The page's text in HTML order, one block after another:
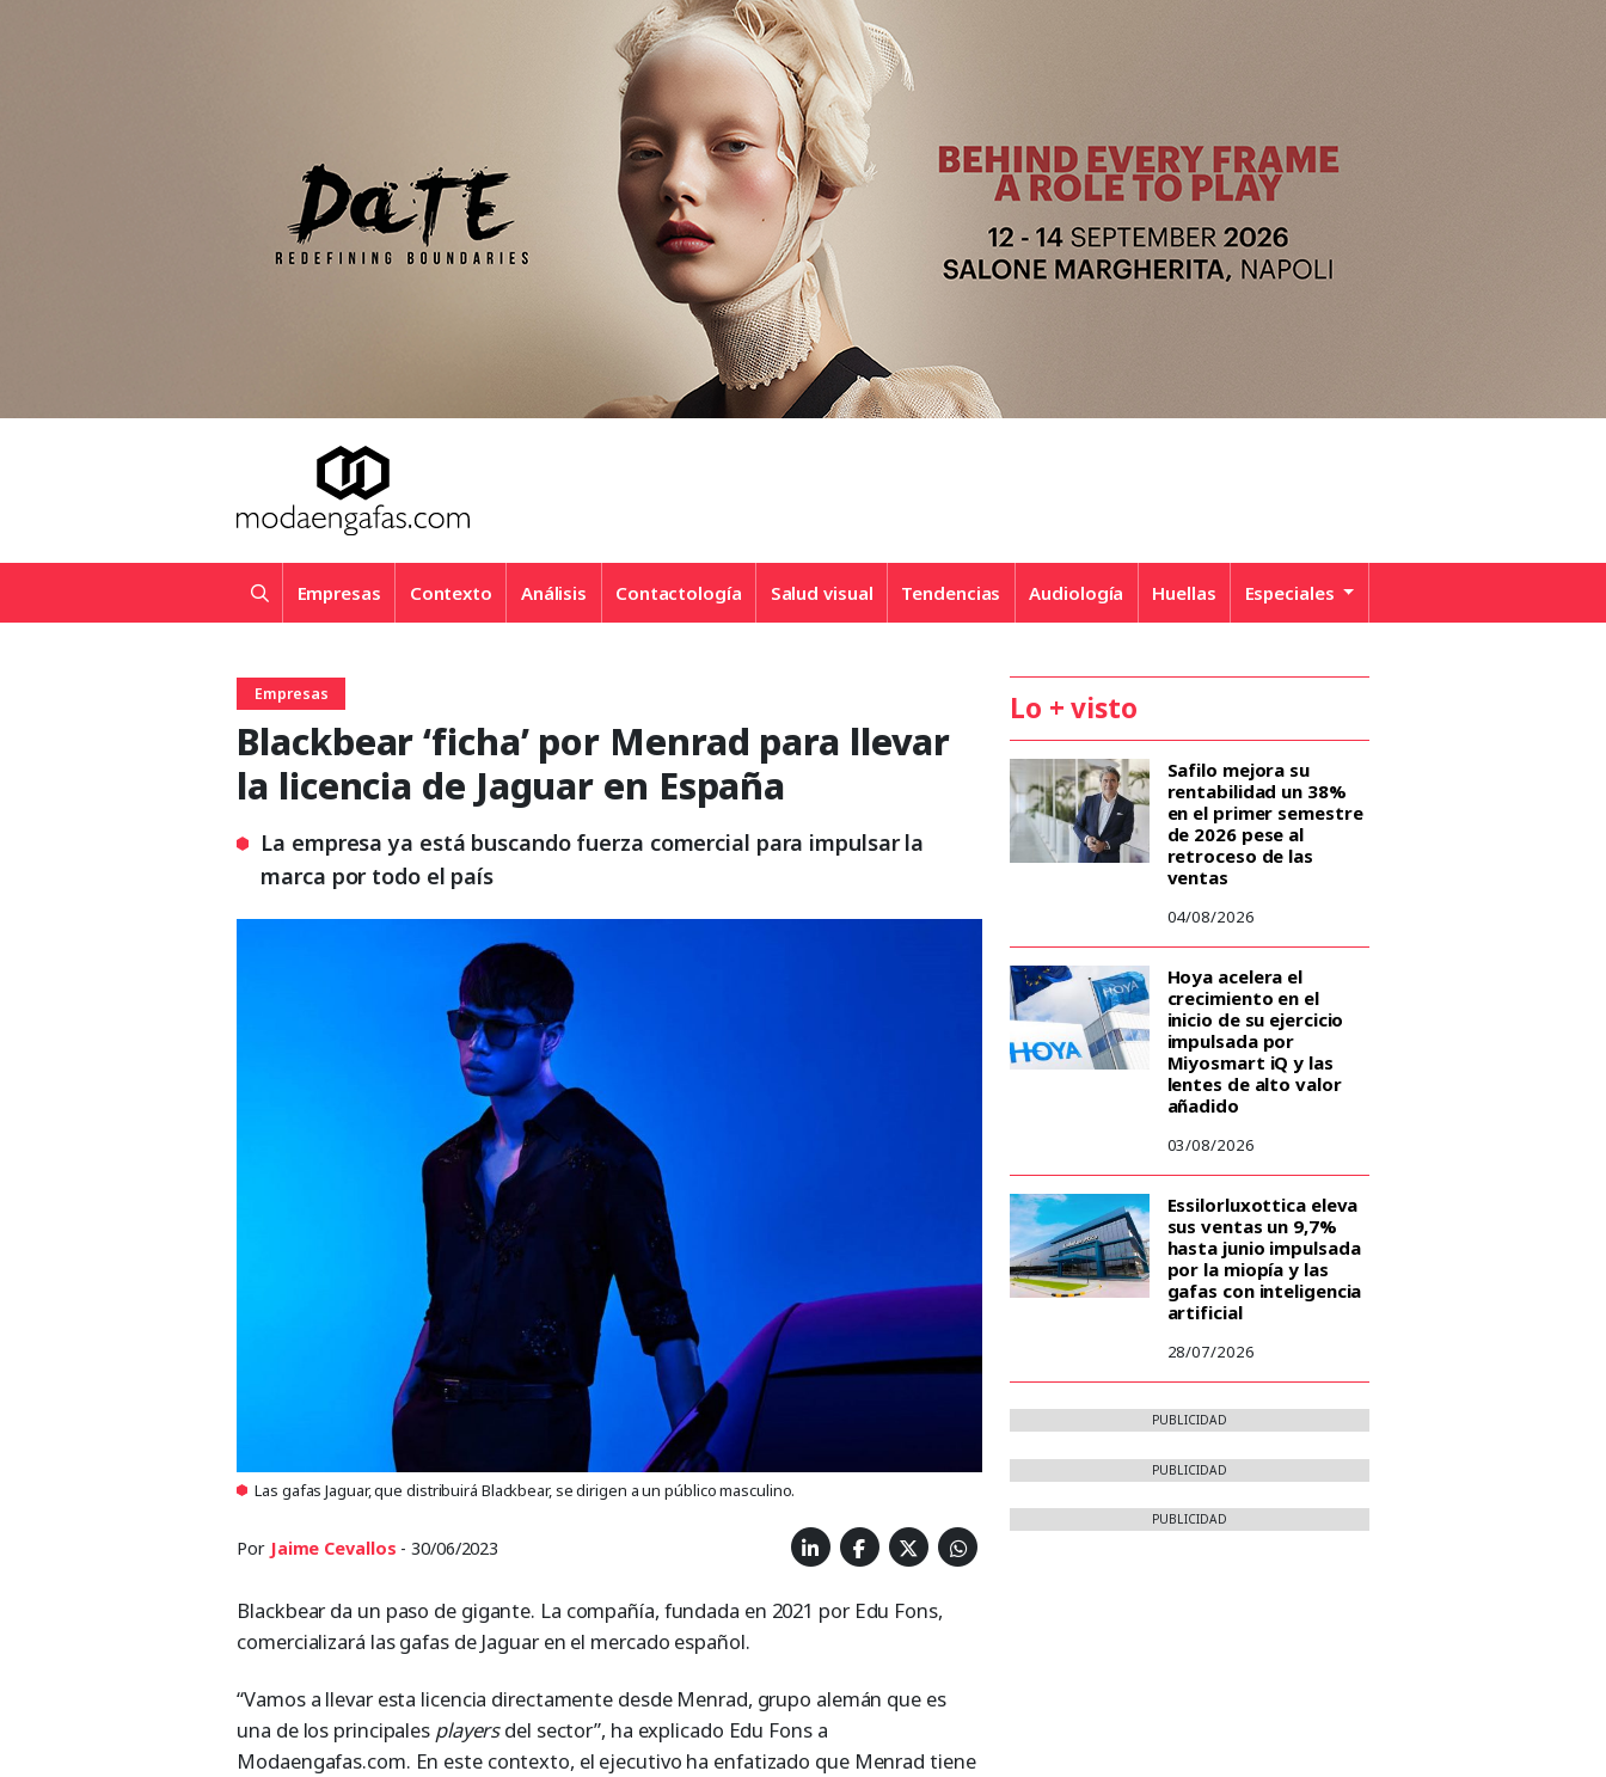
Empresas Contexto Análisis Contactología Salud visual Tendencias Audiología Huellas Especiales
Empresas
Blackbear ‘ficha’ por Menrad para llevar
la licencia de Jaguar en España
La empresa ya está buscando fuerza comercial para impulsar la
marca por todo el país
Las gafas Jaguar, que distribuirá Blackbear, se dirigen a un público masculino.
Por Jaime Cevallos - 30/06/2023
Blackbear da un paso de gigante. La compañía, fundada en 2021 por Edu Fons,
comercializará las gafas de Jaguar en el mercado español.
“Vamos a llevar esta licencia directamente desde Menrad, grupo alemán que es
una de los principales playersdel sector”, ha explicado Edu Fons a
Modaengafas.com. En este contexto, el ejecutivo ha enfatizado que Menrad tiene
Lo + visto
Safilo mejora su
rentabilidad un 38%
en el primer semestre
de 2026 pese al
retroceso de las
ventas
04/08/2026
Hoya acelera el
crecimiento en el
inicio de su ejercicio
impulsada por
Miyosmart iQ y las
lentes de alto valor
añadido
03/08/2026
Essilorluxottica eleva
sus ventas un 9,7%
hasta junio impulsada
por la miopía y las
gafas con inteligencia
artificial
28/07/2026
PUBLICIDAD
PUBLICIDAD
PUBLICIDAD